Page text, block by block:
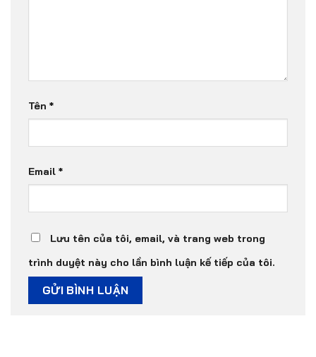
Tên *
Email *
Lưu tên của tôi, email, và trang web trong
trình duyệt này cho lần bình luận kế tiếp của tôi.